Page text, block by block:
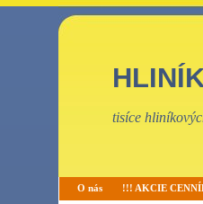
tisíce
O nás !!! AKCIE